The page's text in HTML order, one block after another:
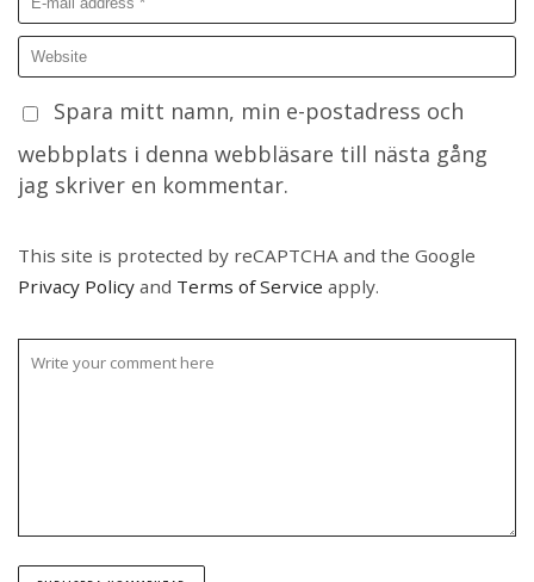
Spara mitt namn, min e-postadress och
webbplats i denna webbläsare till nästa gång
jag skriver en kommentar.
This site is protected by reCAPTCHA and the Google
Privacy Policy and Terms of Service apply.